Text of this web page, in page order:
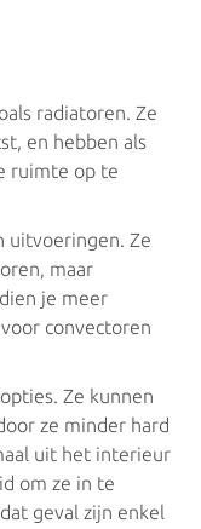
radiatoren. Ze
en hebben als
ruimte op te
uitvoeringen. Ze
maar
je meer
convectoren
Ze kunnen
ze minder hard
uit het interieur
om ze in te
geval zijn enkel